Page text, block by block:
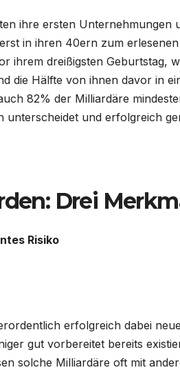
ihre ersten Unternehmungen
in ihren 40ern zum
ihrem dreißigsten Geburtstag,
die Hälfte von ihnen davor in
82% der Milliardäre
unterscheidet und erfolgreich
Drei
Risiko
erfolgreich dabei
gut vorbereitet bereits
solche Milliardäre oft mit